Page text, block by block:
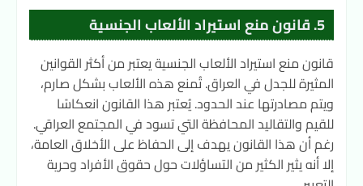
5. قانون منع استيراد الألعاب الجنسية
قانون منع استيراد الألعاب الجنسية يعتبر من أكثر القوانين
المثيرة للجدل في العراق. تُمنع هذه الألعاب بشكل صارم،
ويتم مصادرتها عند الحدود. يُعتبر هذا القانون انعكاسًا
للقيم والتقاليد المحافظة التي تسود في المجتمع العراقي.
رغم أن هذا القانون يهدف إلى الحفاظ على الأخلاق العامة،
إلا أنه يثير الكثير من التساؤلات حول حقوق الأفراد وحرية